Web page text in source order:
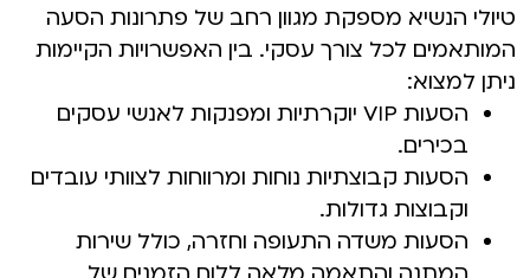
טיולי הנשיא מספקת מגוון רחב של פתרונות הסעה
המותאמים לכל צורך עסקי. בין האפשרויות הקיימות
ניתן למצוא:
הסעות VIP יוקרתיות ומפנקות לאנשי עסקים
בכירים.
הסעות קבוצתיות נוחות ומרווחות לצוותי עובדים
וקבוצות גדולות.
הסעות משדה התעופה וחזרה, כולל שירות